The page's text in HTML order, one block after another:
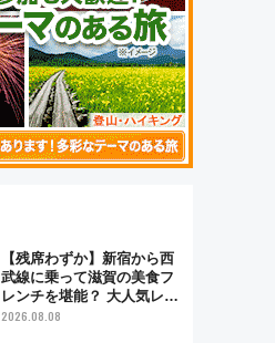
【残席わずか】新宿から西
武線に乗って滋賀の美食フ
レンチを堪能？ 大人気レス
トラン列車「52席の至福」
2026.08.08